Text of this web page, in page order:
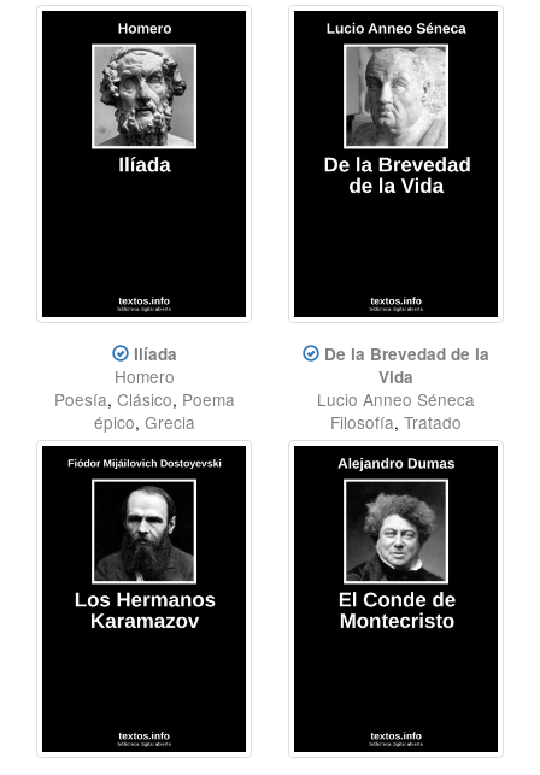
Ilíada
Homero
Poesía, Clásico, Poema
épico, Grecia
De la Brevedad de la
Vida
Lucio Anneo Séneca
Filosofía, Tratado